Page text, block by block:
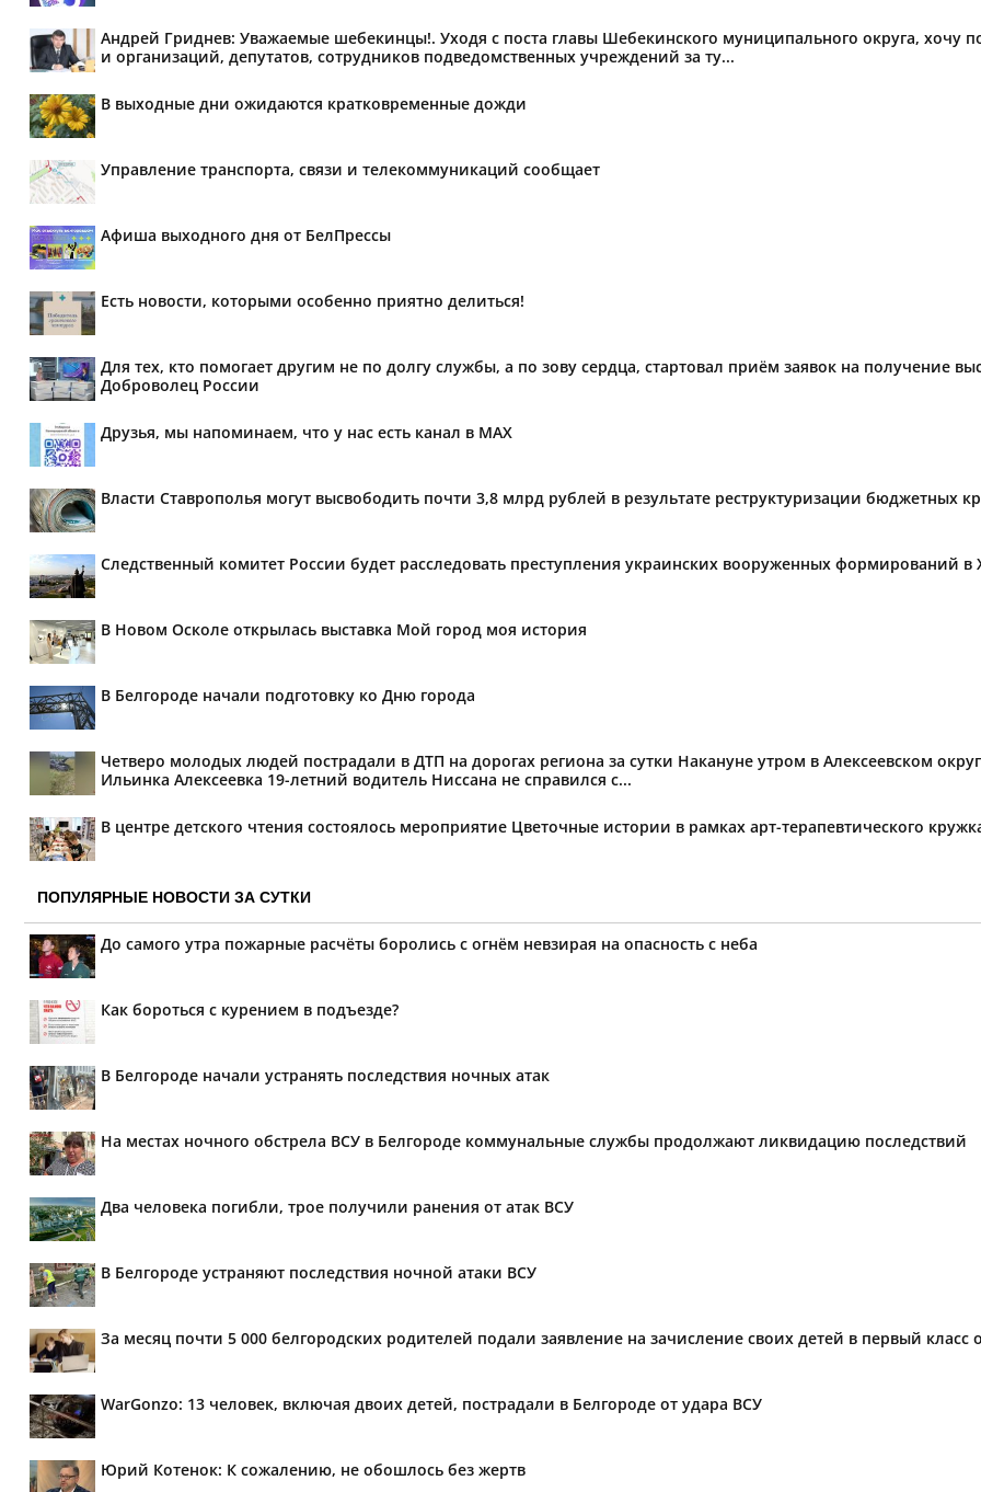
Андрей Гриднев: Уважаемые шебекинцы!. Уходя с поста главы Шебекинского муниципального округа, хочу
и организаций, депутатов, сотрудников подведомственных учреждений за ту...
В выходные дни ожидаются кратковременные дожди
Управление транспорта, связи и телекоммуникаций сообщает
Афиша выходного дня от БелПрессы
Есть новости, которыми особенно приятно делиться!
Для тех, кто помогает другим не по долгу службы, а по зову сердца, стартовал приём заявок на получение
Доброволец России
Друзья, мы напоминаем, что у нас есть канал в МАХ
Власти Ставрополья могут высвободить почти 3,8 млрд рублей в результате реструктуризации бюджетных
Следственный комитет России будет расследовать преступления украинских вооруженных формирований в
В Новом Осколе открылась выставка Мой город моя история
В Белгороде начали подготовку ко Дню города
Четверо молодых людей пострадали в ДТП на дорогах региона за сутки Накануне утром в Алексеевском
Ильинка Алексеевка 19-летний водитель Ниссана не справился с...
В центре детского чтения состоялось мероприятие Цветочные истории в рамках арт-терапевтического
ПОПУЛЯРНЫЕ НОВОСТИ ЗА СУТКИ
До самого утра пожарные расчёты боролись с огнём невзирая на опасность с неба
Как бороться с курением в подъезде?
В Белгороде начали устранять последствия ночных атак
На местах ночного обстрела ВСУ в Белгороде коммунальные службы продолжают ликвидацию последствий
Два человека погибли, трое получили ранения от атак ВСУ
В Белгороде устраняют последствия ночной атаки ВСУ
За месяц почти 5 000 белгородских родителей подали заявление на зачисление своих детей в первый класс
WarGonzo: 13 человек, включая двоих детей, пострадали в Белгороде от удара ВСУ
Юрий Котенок: К сожалению, не обошлось без жертв